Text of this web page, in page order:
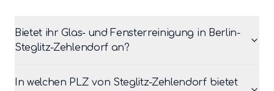
Bietet ihr Glas- und Fensterreinigung in Berlin-
Steglitz-Zehlendorf an?
In welchen PLZ von Steglitz-Zehlendorf bietet